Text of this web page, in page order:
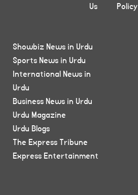
Policy
Us
Showbiz News in Urdu
Sports News in Urdu
International News in
Urdu
Business News in Urdu
Urdu Magazine
Urdu Blogs
The Express Tribune
Express Entertainment